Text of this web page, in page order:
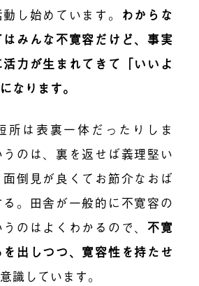
し始めています。 わからな
みんな不寛容だけど、事実
力が生まれてきて「いいよ
なります。
所は表裏一体だったりしま
のは、裏を返せば義理堅い
倒見が良くてお節介なおば
。田舎が一般的に不寛容の
のはよくわかるので、 不寛
出しつつ、寛容性を持たせ
識しています。